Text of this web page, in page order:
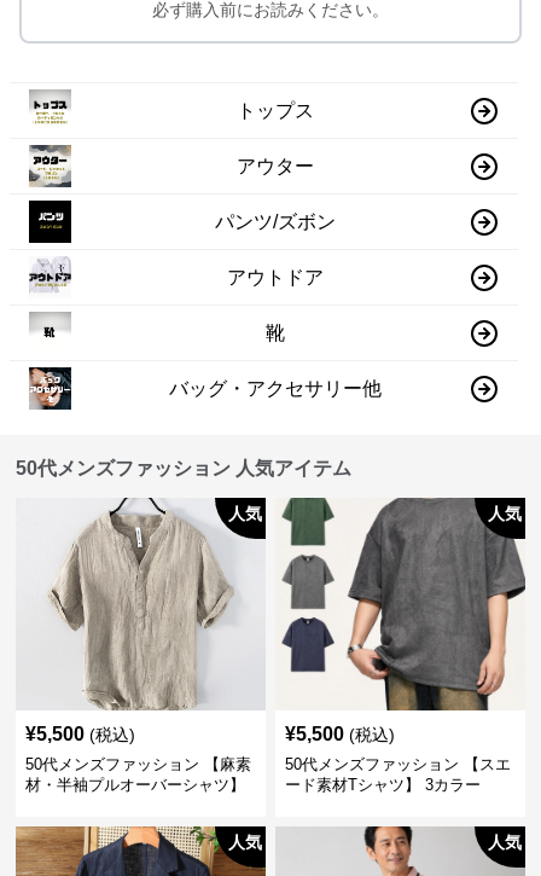
必ず購入前にお読みください。
トップス
アウター
パンツ/ズボン
アウトドア
靴
バッグ・アクセサリー他
50代メンズファッション 人気アイテム
人気
¥5,500 (税込)
50代メンズファッション 【麻素
材・半袖プルオーバーシャツ】
人気
¥5,500 (税込)
50代メンズファッション 【スエ
ード素材Tシャツ】 3カラー
人気 人気